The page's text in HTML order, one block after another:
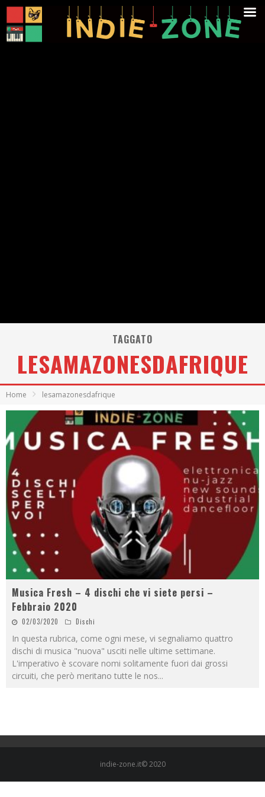
TAGGATO
LESAMAZONESDAFRIQUE
Home lesamazonesdafrique
Musica Fresh – 4 dischi che vi siete persi –
Febbraio 2020
02/03/2020 Dischi
In questa rubrica, come ogni mese, vi segnaliamo quattro
dischi di musica "nuova" usciti nelle ultime settimane.
L'imperativo è scovare nomi solitamente fuori dai grossi
circuiti, che però meritano tutte le nos...
indie-zone.it© 2020